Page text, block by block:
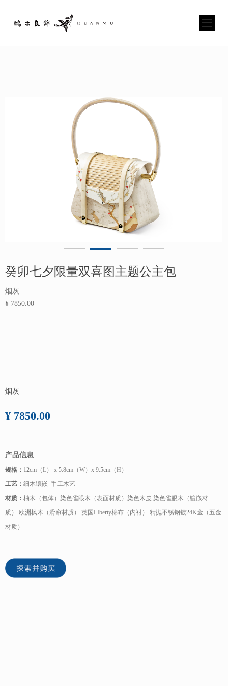
癸卯七夕限量双喜图主题公主包
烟灰
¥ 7850.00
烟灰
¥ 7850.00
产品信息
规格： 12cm（L） x 5.8cm（W）x 9.5cm（H）
工艺： 细木镶嵌 手工木艺
材质： 柚木（包体）染色雀眼木（表面材质）染色木皮 染色雀眼木（镶嵌材
质） 欧洲枫木（滑帘材质） 英国LIberty棉布（内衬）
精抛不锈钢镀24K金（五金
材质）